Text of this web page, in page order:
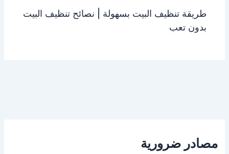
طريقة تنظيف البيت بسهولة | نصائح تنظيف البيت
بدون تعب
مصادر ضرورية